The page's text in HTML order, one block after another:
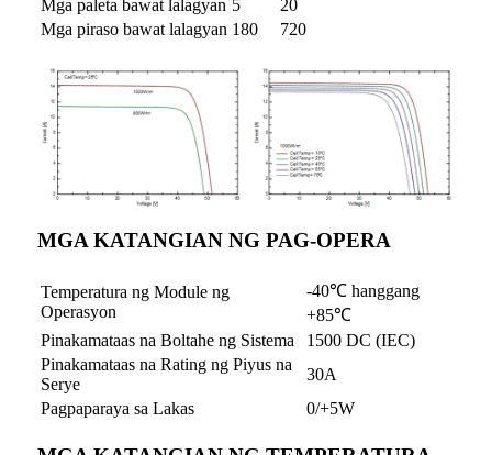
Mga paleta bawat lalagyan 5
20
Mga piraso bawat lalagyan 180 720
MGA KATANGIAN NG PAG-OPERA
Temperatura ng Module ng
Operasyon
-40℃ hanggang
+85℃
Pinakamataas na Boltahe ng Sistema
1500 DC (IEC)
Pinakamataas na Rating ng Piyus na
Serye
30A
Pagpaparaya sa Lakas
0/+5W